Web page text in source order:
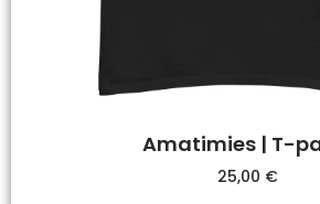
Amatimies | T-
25,00 €